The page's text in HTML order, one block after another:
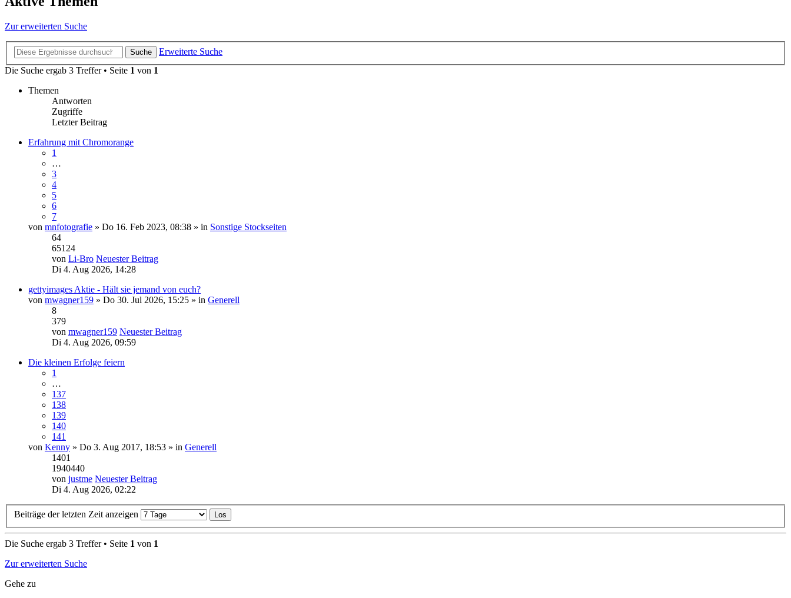
Zur erweiterten Suche
Suche
Erweiterte Suche
Die Suche ergab 3 Treffer • Seite 1 von 1
Themen
Antworten
Zugriffe
Letzter Beitrag
Erfahrung mit Chromorange
1
…
3
4
5
6
7
von mnfotografie » Do 16. Feb 2023, 08:38 » in Sonstige Stockseiten
64
65124
von Li-Bro Neuester Beitrag
Di 4. Aug 2026, 14:28
gettyimages Aktie - Hält sie jemand von euch?
von mwagner159 » Do 30. Jul 2026, 15:25 » in Generell
8
379
von mwagner159 Neuester Beitrag
Di 4. Aug 2026, 09:59
Die kleinen Erfolge feiern
1
…
137
138
139
140
141
von Kenny » Do 3. Aug 2017, 18:53 » in Generell
1401
1940440
von justme Neuester Beitrag
Di 4. Aug 2026, 02:22
Beiträge der letzten Zeit anzeigen
Die Suche ergab 3 Treffer • Seite 1 von 1
Zur erweiterten Suche
Gehe zu